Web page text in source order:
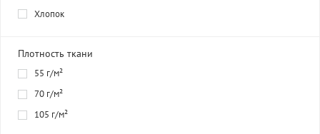
Хлопок
Плотность ткани
55 г/м²
70 г/м²
105 г/м²